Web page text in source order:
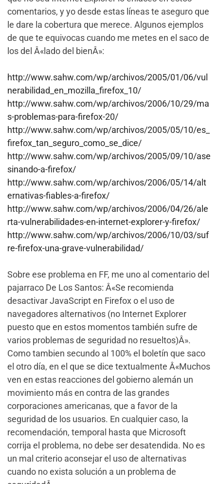
comentarios, y yo desde estas líneas te aseguro que
le dare la cobertura que merece. Algunos ejemplos
de que te equivocas cuando me metes en el saco de
los del Â«lado del bienÂ»:
http://www.sahw.com/wp/archivos/2005/01/06/vul
nerabilidad_en_mozilla_firefox_10/
http://www.sahw.com/wp/archivos/2006/10/29/ma
s-problemas-para-firefox-20/
http://www.sahw.com/wp/archivos/2005/05/10/es_
firefox_tan_seguro_como_se_dice/
http://www.sahw.com/wp/archivos/2005/09/10/ase
sinando-a-firefox/
http://www.sahw.com/wp/archivos/2006/05/14/alt
ernativas-fiables-a-firefox/
http://www.sahw.com/wp/archivos/2006/04/26/ale
rta-vulnerabilidades-en-internet-explorer-y-firefox/
http://www.sahw.com/wp/archivos/2006/10/03/suf
re-firefox-una-grave-vulnerabilidad/
Sobre ese problema en FF, me uno al comentario del
pajarraco De Los Santos: Â«Se recomienda
desactivar JavaScript en Firefox o el uso de
navegadores alternativos (no Internet Explorer
puesto que en estos momentos también sufre de
varios problemas de seguridad no resueltos)Â».
Como tambien secundo al 100% el boletín que saco
el otro día, en el que se dice textualmente Â«Muchos
ven en estas reacciones del gobierno alemán un
movimiento más en contra de las grandes
corporaciones americanas, que a favor de la
seguridad de los usuarios. En cualquier caso, la
recomendación, temporal hasta que Microsoft
corrija el problema, no debe ser desatendida. No es
un mal criterio aconsejar el uso de alternativas
cuando no exista solución a un problema de